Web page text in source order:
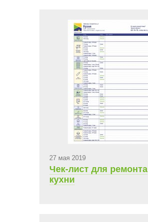
27 мая 2019
Чек-лист для ремонта
кухни